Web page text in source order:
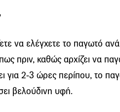
να ελέγχετε το παγωτό
πριν, καθώς αρχίζει να
για 2-3 ώρες περίπου, το
βελούδινη υφή.